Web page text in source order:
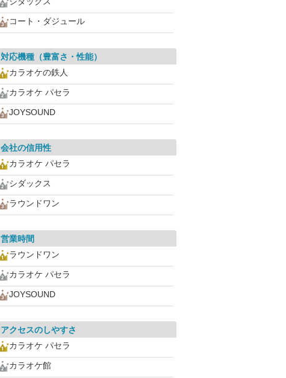
コート・ダジュール
対応機種（豊富さ・性能）
カラオケの鉄人
カラオケ パセラ
JOYSOUND
会社の信用性
カラオケ パセラ
シダックス
ラウンドワン
営業時間
ラウンドワン
カラオケ パセラ
JOYSOUND
アクセスのしやすさ
カラオケ パセラ
カラオケ館